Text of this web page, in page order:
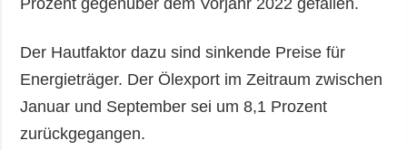
Prozent gegenüber dem Vorjahr 2022 gefallen.
Der Hautfaktor dazu sind sinkende Preise für
Energieträger. Der Ölexport im Zeitraum zwischen
Januar und September sei um 8,1 Prozent
zurückgegangen.